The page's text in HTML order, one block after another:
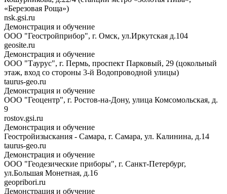
«Березовая Роща»)
nsk.gsi.ru
Демонстрация и обучение
ООО "Геостройприбор", г. Омск, ул.Иркутская д.104
geosite.ru
Демонстрация и обучение
ООО "Таурус", г. Пермь, проспект Парковый, 29 (цокольный
этаж, вход со стороны 3-й Водопроводной улицы)
taurus-geo.ru
Демонстрация и обучение
ООО "Геоцентр", г. Ростов-на-Дону, улица Комсомольская, д.
9
rostov.gsi.ru
Демонстрация и обучение
Геостройизыскания - Самара, г. Самара, ул. Калинина, д.14
taurus-geo.ru
Демонстрация и обучение
ООО "Геодезические приборы", г. Санкт-Петербург,
ул.Большая Монетная, д.16
geopribori.ru
Демонстрация и обучение